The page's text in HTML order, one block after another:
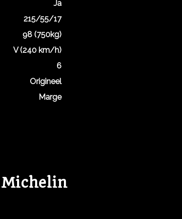
Ja
215/55/17
98 (750kg)
V (240 km/h)
6
Origineel
Marge
Michelin